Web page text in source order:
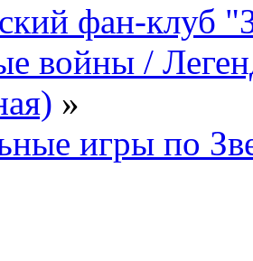
фан-клуб
войны /
»
игры по